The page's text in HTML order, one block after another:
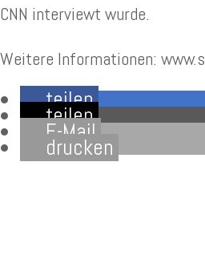
CNN interviewt wurde.
Weitere Informationen:
teilen
teilen
E-Mail
drucken